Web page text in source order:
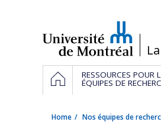
/
Navigation
principale
HOMERESSOURCES POUR
ÉQUIPES DE
Home Nos équipes de